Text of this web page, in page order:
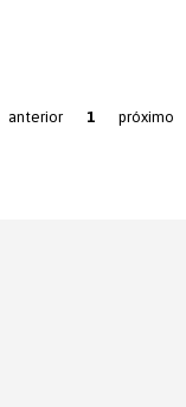
anterior 1 próximo